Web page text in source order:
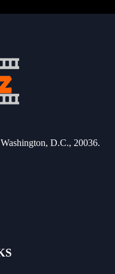
D.C., 20036.